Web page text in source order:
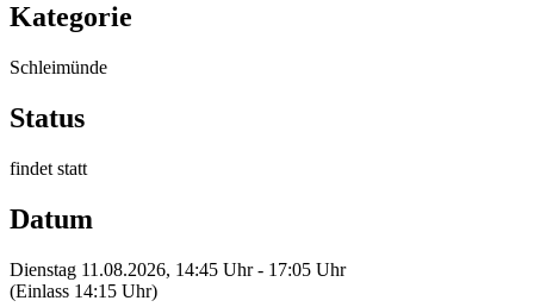
Kategorie
Schleimünde
Status
findet statt
Datum
Dienstag 11.08.2026, 14:45 Uhr - 17:05 Uhr
(Einlass 14:15 Uhr)